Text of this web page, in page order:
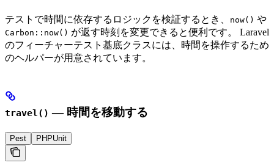
テストで時間に依存するロジックを検証するとき、 now() や
Carbon::now() が返す時刻を変更できると便利です。 Laravel
のフィーチャーテスト基底クラスには、時間を操作するため
のヘルパーが用意されています。
travel() — 時間を移動する
Pest PHPUnit